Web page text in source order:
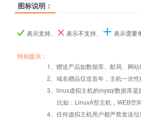
产品名称
Windows2008/
Linux
产品名称
错误页面定义
产品名称
数据定期备份
数据自助恢复
图标说明：
表示支持、 表示不支持、 表示需要
特别提示：
1、赠送产品如数据库、邮局、网
2、域名赠品仅送首年，主机一次
3、linux虚拟主机的mysql数据库是
比如：LinuxA型主机，WEB空
4、任何虚拟主机用户都严禁发送垃